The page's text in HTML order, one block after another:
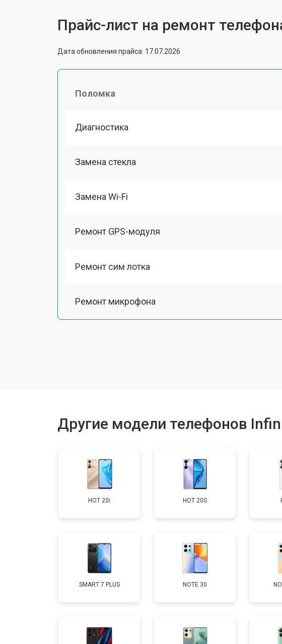
Прайс-лист на ремонт
Дата обновления прайса: 17.07.2026
Поломка
Диагностика
Замена стекла
Замена Wi-Fi
Ремонт GPS-модуля
Ремонт сим лотка
Ремонт микрофона
Замена задней крышки
Замена аккумулятора
Замена кнопки включения
Другие модели телефонов
HOT 20i HOT 20S
SMART 7 PLUS NOTE 30